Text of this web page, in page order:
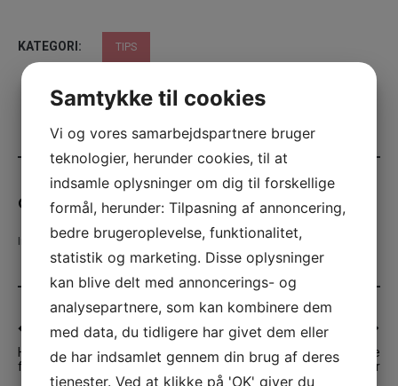
KATEGORI: TIPS
ChristnaW
Indlæg oprettet 32
Indlægsnavigation
FORRIGE ARTIKEL
Har du nogensinde fået
foretaget en øjenlågsoperation?
NÆSTE ARTIKEL
Parterapi Roskilde kan være
svaret på jeres bønner
Samtykke til cookies
Vi og vores samarbejdspartnere bruger
teknologier, herunder cookies, til at
indsamle oplysninger om dig til forskellige
formål, herunder: Tilpasning af annoncering,
bedre brugeroplevelse, funktionalitet,
statistik og marketing. Disse oplysninger
kan blive delt med annoncerings- og
analysepartnere, som kan kombinere dem
med data, du tidligere har givet dem eller
de har indsamlet gennem din brug af deres
tjenester. Ved at klikke på 'OK' giver du